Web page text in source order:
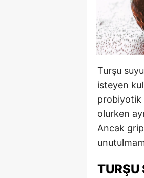
Turşu
isteyen
probiyotik
olurken
Ancak
TURŞU